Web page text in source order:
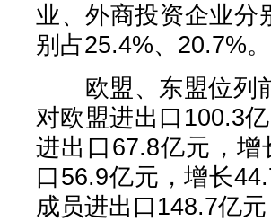
业、外商投资企业分
别占25.4%、20.7%。
欧盟、东盟位列前
对欧盟进出口100.3
进出口67.8亿元，增
口56.9亿元，增长
成员进出口148.7亿